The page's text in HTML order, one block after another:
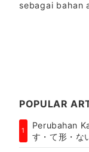
sebagai bahan
POPULAR
1
Perubahan
す・て形・な